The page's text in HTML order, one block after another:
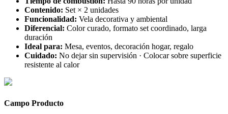
Contenido: Set × 2 unidades
Funcionalidad: Vela decorativa y ambiental
Diferencial: Color curado, formato set coordinado, larga
duración
Ideal para: Mesa, eventos, decoración hogar, regalo
Cuidado: No dejar sin supervisión · Colocar sobre superficie
resistente al calor
Campo Producto